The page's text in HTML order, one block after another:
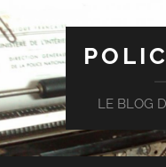
LE BLOG